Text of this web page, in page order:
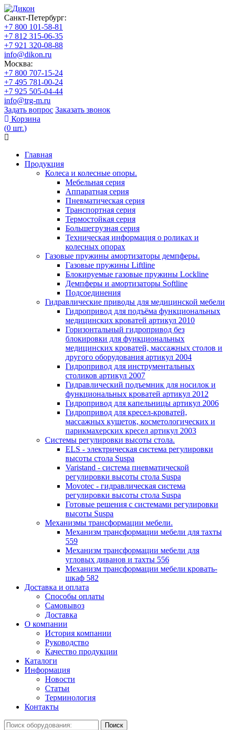
Санкт-Петербург:
+7 800 101-58-81
+7 812 315-06-35
+7 921 320-08-88
info@dikon.ru
Москва:
+7 800 707-15-24
+7 495 781-00-24
+7 925 505-04-44
info@trg-m.ru
Задать вопрос Заказать звонок
Корзина
(0 шт.)
Главная
Продукция
Колеса и колесные опоры.
Мебельная серия
Аппаратная серия
Пневматическая серия
Транспортная серия
Термостойкая серия
Большегрузная серия
Техническая информация о роликах и
колесных опорах
Газовые пружины амортизаторы демпферы.
Газовые пружины Liftline
Блокируемые газовые пружины Lockline
Демпферы и амортизаторы Softline
Подсоединения
Гидравлические приводы для медицинской мебели
Гидропривод для подъёма функциональных
медицинских кроватей артикул 2010
Горизонтальный гидропривод без
блокировки для функциональных
медицинских кроватей, массажных столов и
другого оборудования артикул 2004
Гидропривод для инструментальных
столиков артикул 2007
Гидравлический подъемник для носилок и
функциональных кроватей артикул 2012
Гидропривод для капельницы артикул 2006
Гидропривод для кресел-кроватей,
массажных кушеток, косметологических и
парикмахерских кресел артикул 2003
Системы регулировки высоты стола.
ELS - электрическая система регулировки
высоты стола Suspa
Varistand - система пневматической
регулировки высоты стола Suspa
Movotec - гидравлическая система
регулировки высоты стола Suspa
Готовые решения с системами регулировки
высоты Suspa
Механизмы трансформации мебели.
Механизм трансформации мебели для тахты
559
Механизм трансформации мебели для
угловых диванов и тахты 556
Механизм трансформации мебели кровать-
шкаф 582
Доставка и оплата
Способы оплаты
Самовывоз
Доставка
О компании
История компании
Руководство
Качество продукции
Каталоги
Информация
Новости
Статьи
Терминология
Контакты